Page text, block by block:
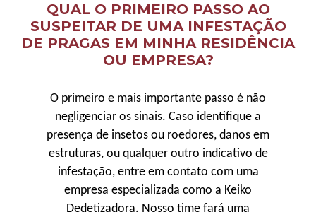
QUAL O PRIMEIRO PASSO AO
SUSPEITAR DE UMA INFESTAÇÃO
DE PRAGAS EM MINHA RESIDÊNCIA
OU EMPRESA?
O primeiro e mais importante passo é não
negligenciar os sinais. Caso identifique a
presença de insetos ou roedores, danos em
estruturas, ou qualquer outro indicativo de
infestação, entre em contato com uma
empresa especializada como a Keiko
Dedetizadora. Nosso time fará uma